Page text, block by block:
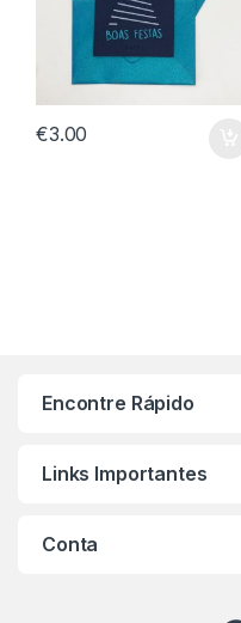
€3.00
Encontre Rápido
Links Importantes
Conta